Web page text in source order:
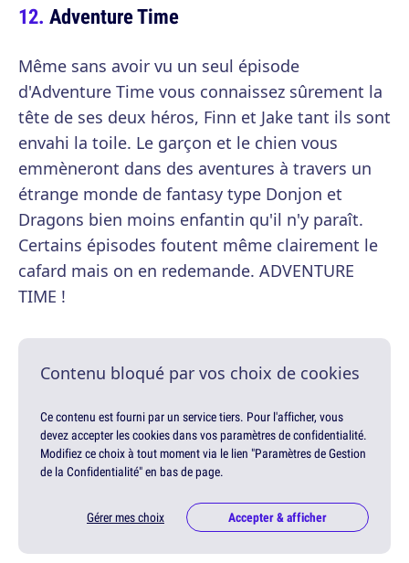
Adventure Time
Même sans avoir vu un seul épisode
d'Adventure Time vous connaissez sûrement la
tête de ses deux héros, Finn et Jake tant ils sont
envahi la toile. Le garçon et le chien vous
emmèneront dans des aventures à travers un
étrange monde de fantasy type Donjon et
Dragons bien moins enfantin qu'il n'y paraît.
Certains épisodes foutent même clairement le
cafard mais on en redemande. ADVENTURE
TIME !
Contenu bloqué par vos choix de cookies
Ce contenu est fourni par un service tiers. Pour l'afficher, vous
devez accepter les cookies dans vos paramètres de confidentialité.
Modifiez ce choix à tout moment via le lien "Paramètres de Gestion
de la Confidentialité" en bas de page.
Gérer mes choix Accepter & afficher